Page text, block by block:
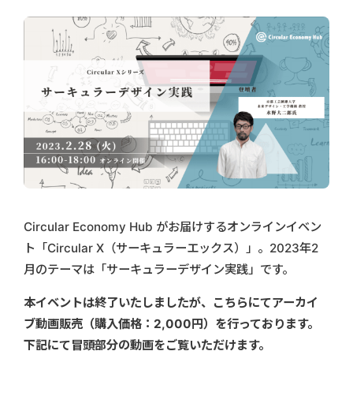
Circular Economy Hub がお届けするオンラインイベン
ト「Circular X（サーキュラーエックス）」。2023年2
月のテーマは「サーキュラーデザイン実践」です。
本イベントは終了いたしましたが、こちらにてアーカイ
ブ動画販売（購入価格：2,000円）を行っております。
下記にて冒頭部分の動画をご覧いただけます。